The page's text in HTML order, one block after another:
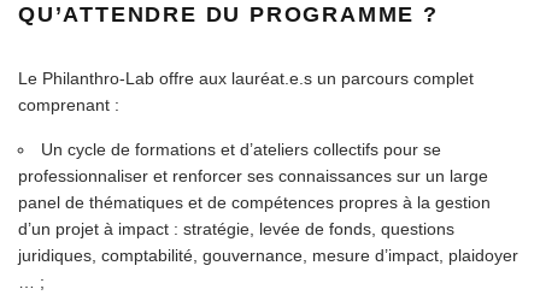
QU’ATTENDRE DU PROGRAMME ?
Le Philanthro-Lab offre aux lauréat.e.s un parcours complet
comprenant :
Un cycle de formations et d’ateliers collectifs pour se
professionnaliser et renforcer ses connaissances sur un large
panel de thématiques et de compétences propres à la gestion
d’un projet à impact : stratégie, levée de fonds, questions
juridiques, comptabilité, gouvernance, mesure d’impact, plaidoyer
… ;